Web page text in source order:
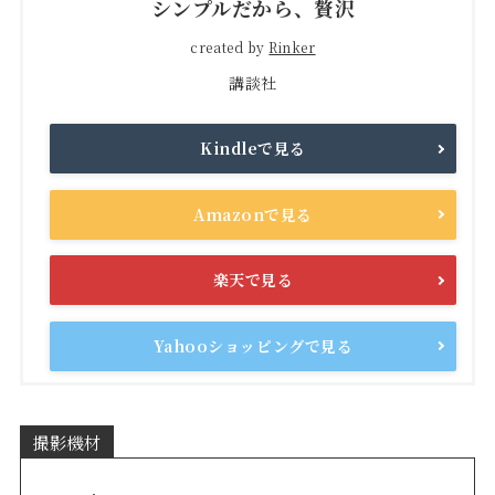
シンプルだから、贅沢
created byRinker
講談社
Kindleで見る
Amazonで見る
楽天で見る
Yahooショッピングで見る
撮影機材